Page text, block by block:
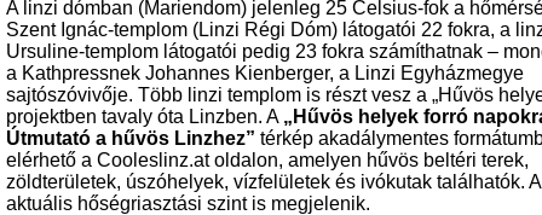
A linzi dómban (Mariendom) jelenleg 25 Celsius-fok a
Szent Ignác-templom (Linzi Régi Dóm) látogatói 22 fokra, a
Ursuline-templom látogatói pedig 23 fokra számíthatnak –
a Kathpressnek Johannes Kienberger, a Linzi Egyházmegye
sajtószóvivője. Több linzi templom is részt vesz a „Hűvös
projektben tavaly óta Linzben. A „Hűvös helyek forró
Útmutató a hűvös Linzhez” térkép akadálymentes
elérhető a Cooleslinz.at oldalon, amelyen hűvös beltéri terek,
zöldterületek, úszóhelyek, vízfelületek és ivókutak találhatók.
aktuális hőségriasztási szint is megjelenik.